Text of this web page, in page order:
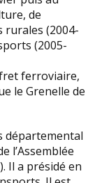
de
rurales (2004-
(2005-
ferroviaire,
le Grenelle de
départemental
l’Assemblée
Il a présidé en